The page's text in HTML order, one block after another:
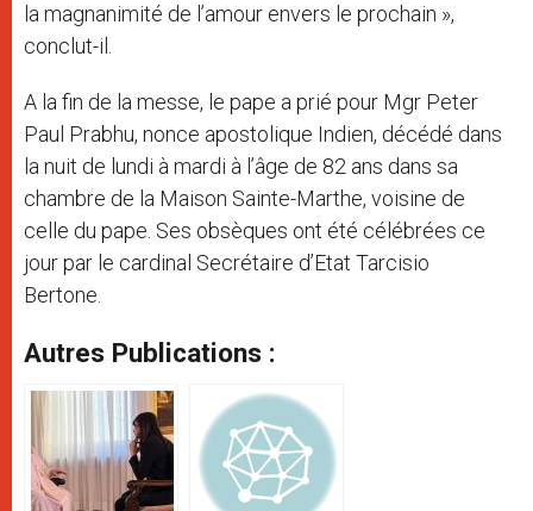
la magnanimité de l’amour envers le prochain »,
conclut-il.
A la fin de la messe, le pape a prié pour Mgr Peter
Paul Prabhu, nonce apostolique Indien, décédé dans
la nuit de lundi à mardi à l’âge de 82 ans dans sa
chambre de la Maison Sainte-Marthe, voisine de
celle du pape. Ses obsèques ont été célébrées ce
jour par le cardinal Secrétaire d’Etat Tarcisio
Bertone.
Autres Publications :